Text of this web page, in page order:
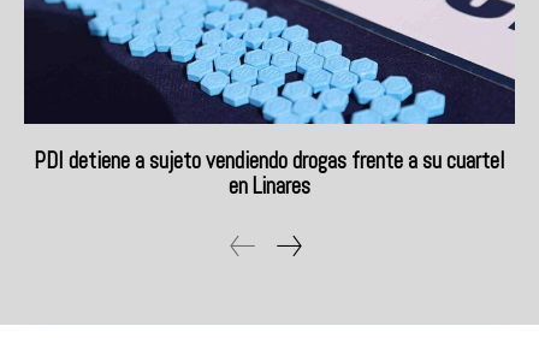
PDI detiene a sujeto vendiendo drogas frente a su cuartel
en Linares